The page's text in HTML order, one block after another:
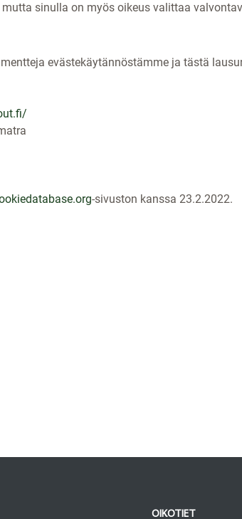
sinulla on myös oikeus valittaa
evästekäytännöstämme ja tästä
-sivuston kanssa 23.2.2022.
OIKOTIET